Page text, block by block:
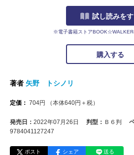
試し読みを
※電子書籍ストアBOOK☆WALKER
購入する
著者 矢野 トシノリ
定価： 704円 （本体640円＋税）
発売日： 2022年07月26日 判型： Ｂ６判
9784041127247
ポスト シェア 送る